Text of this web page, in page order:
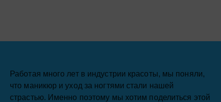
Работая много лет в индустрии красоты, мы поняли,
что маникюр и уход за ногтями стали нашей
страстью. Именно поэтому мы хотим поделиться этой